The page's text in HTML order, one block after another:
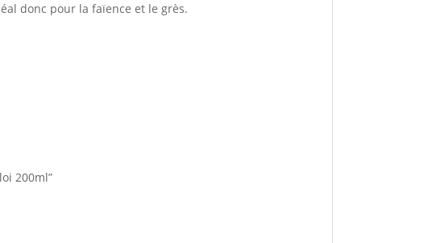
donc pour la faïence et le grès.
200ml”